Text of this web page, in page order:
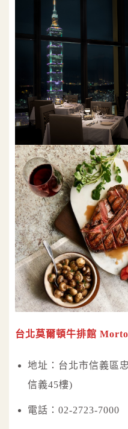
台北莫爾頓牛排館
地址：台北市信義區
信義45樓)
電話：02-2723-7000